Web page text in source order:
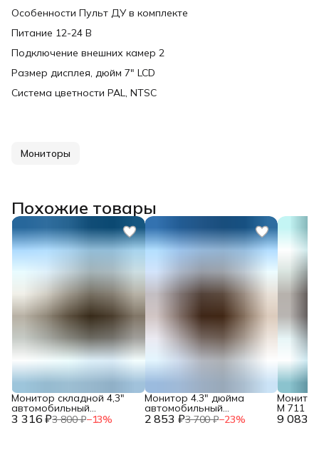
Особенности Пульт ДУ в комплекте
Питание 12-24 В
Подключение внешних камер 2
Размер дисплея, дюйм 7" LCD
Система цветности PAL, NTSC
Мониторы
Похожие товары
3 316 ₽3 800 ₽−13%
Монитор складной 4,3"
автомобильный
универсальный RCA 2 853 ₽3 700 ₽−23%
Монитор 4.3" дюйма
автомобильный
универсальный на ножке 9 083 ₽
M 711